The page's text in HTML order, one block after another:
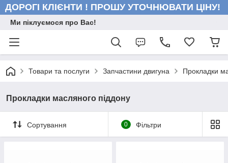
ДОРОГІ КЛІЄНТИ ! ПРОШУ УТОЧНЮВАТИ ЦІНУ!
Ми піклуємося про Вас!
Товари та послуги Запчастини двигуна Прокладки
Прокладки масляного піддону
Сортування 0 Фільтри